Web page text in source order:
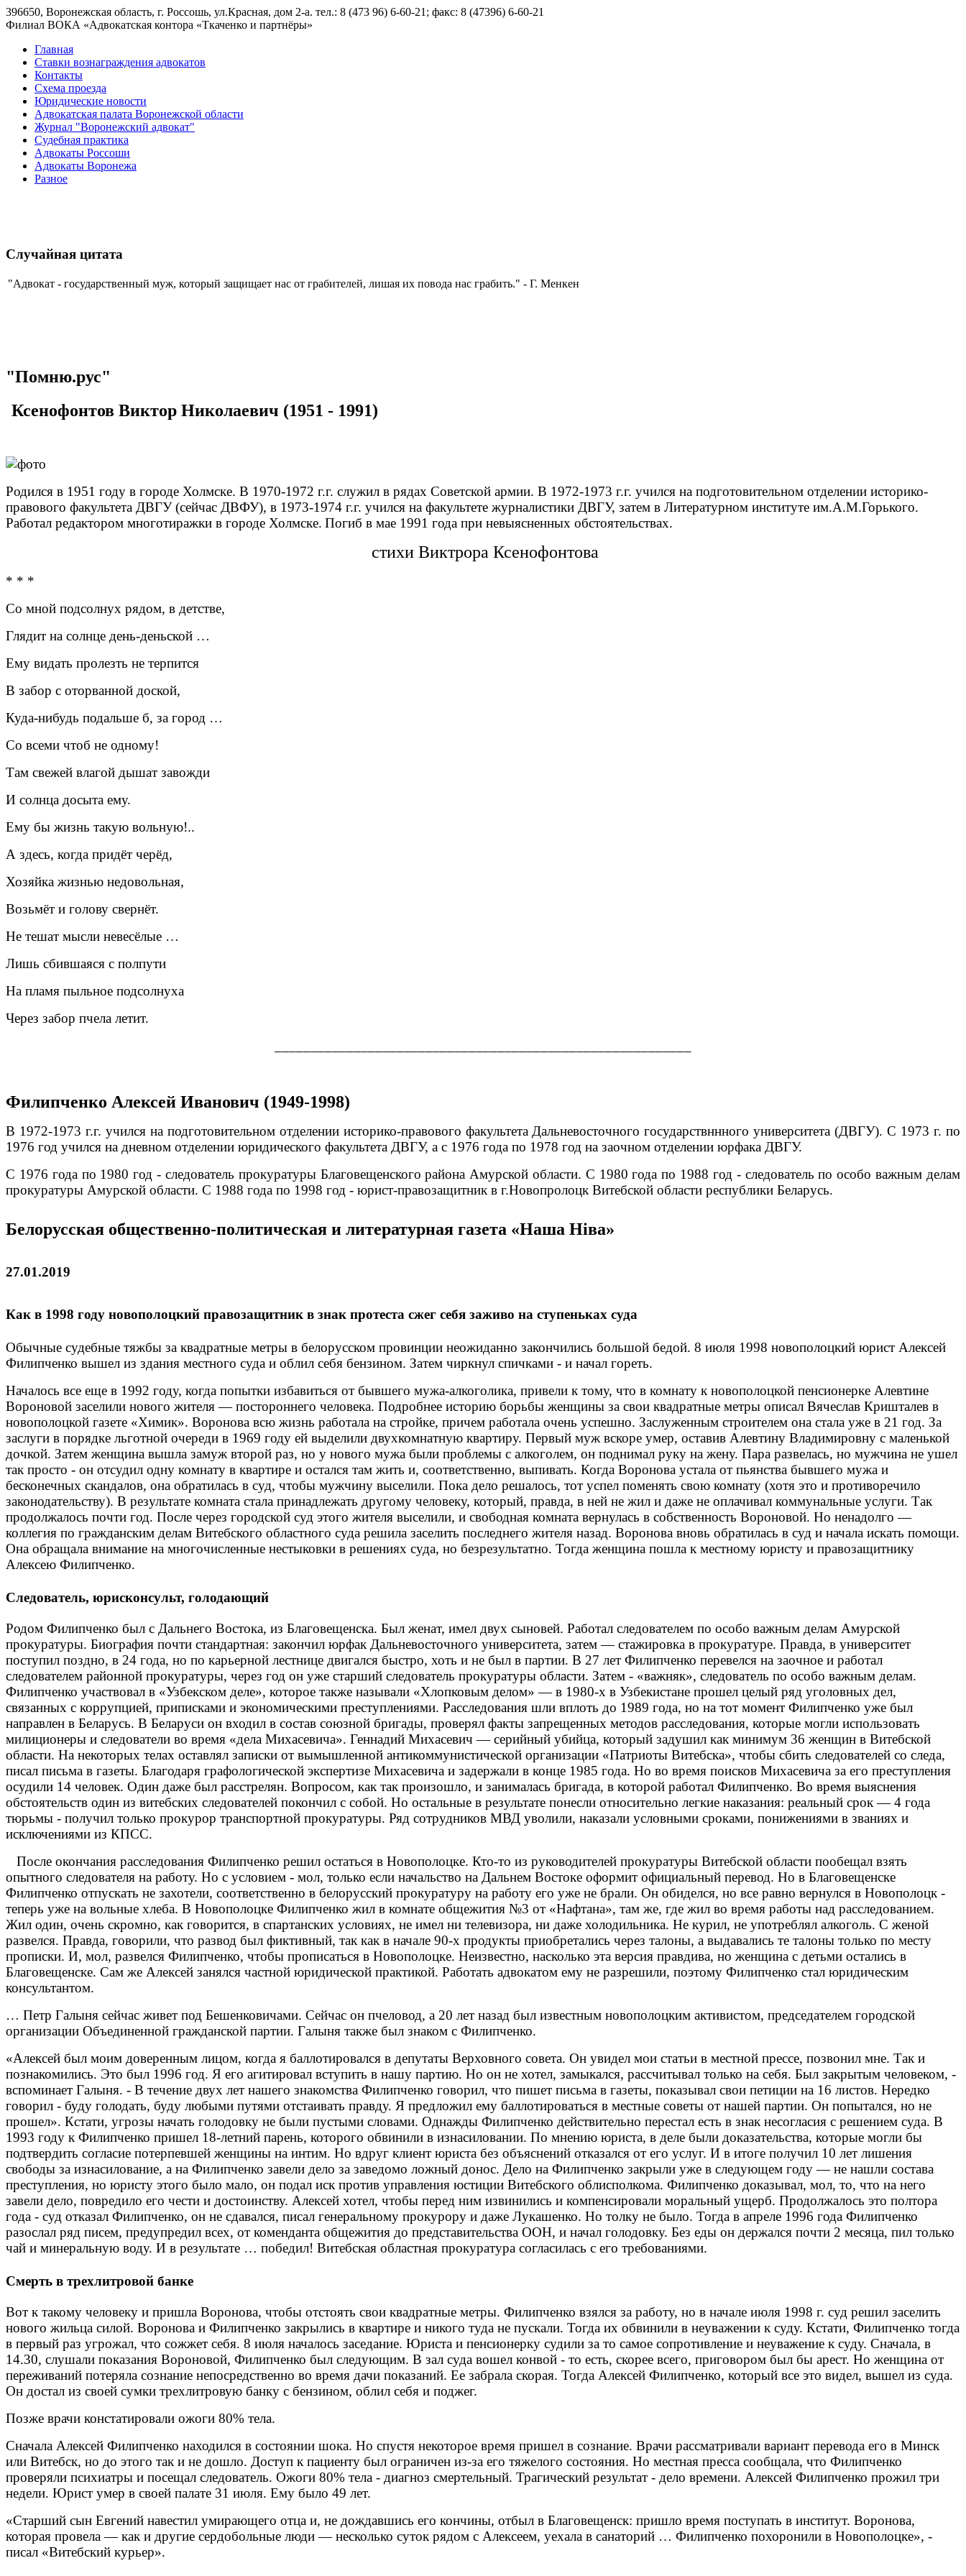
396650, Воронежская область, г. Россошь, ул.Красная, дом 2-а. тел.: 8 (473 96) 6-60-21; факс: 8 (47396) 6-60-21
Филиал ВОКА «Адвокатская контора «Ткаченко и партнёры»
Главная
Ставки вознаграждения адвокатов
Контакты
Схема проезда
Юридические новости
Адвокатская палата Воронежской области
Журнал "Воронежский адвокат"
Судебная практика
Адвокаты Россоши
Адвокаты Воронежа
Разное
Случайная цитата
"Адвокат - государственный муж, который защищает нас от грабителей, лишая их повода нас грабить." - Г. Менкен
"Помню.рус"
Ксенофонтов Виктор Николаевич (1951 - 1991)
Родился в 1951 году в городе Холмске. В 1970-1972 г.г. служил в рядах Советской армии. В 1972-1973 г.г. учился на подготовительном отделении историко-
правового факультета ДВГУ (сейчас ДВФУ), в 1973-1974 г.г. учился на факультете журналистики ДВГУ, затем в Литературном институте им.А.М.Горького.
Работал редактором многотиражки в городе Холмске. Погиб в мае 1991 года при невыясненных обстоятельствах.
стихи Виктрора Ксенофонтова
* * *
Со мной подсолнух рядом, в детстве,
Глядит на солнце день-деньской …
Ему видать пролезть не терпится
В забор с оторванной доской,
Куда-нибудь подальше б, за город …
Со всеми чтоб не одному!
Там свежей влагой дышат завожди
И солнца досыта ему.
Ему бы жизнь такую вольную!..
А здесь, когда придёт черёд,
Хозяйка жизнью недовольная,
Возьмёт и голову свернёт.
Не тешат мысли невесёлые …
Лишь сбившаяся с полпути
На пламя пыльное подсолнуха
Через забор пчела летит.
Филипченко Алексей Иванович (1949-1998)
В 1972-1973 г.г. учился на подготовительном отделении историко-правового факультета Дальневосточного государствннного университета (ДВГУ). С 1973 г. по
1976 год учился на дневном отделении юридического факультета ДВГУ, а с 1976 года по 1978 год на заочном отделении юрфака ДВГУ.
С 1976 года по 1980 год - следователь прокуратуры Благовещенского района Амурской области. С 1980 года по 1988 год - следователь по особо важным делам
прокуратуры Амурской области. С 1988 года по 1998 год - юрист-правозащитник в г.Новопролоцк Витебской области республики Беларусь.
Белорусская общественно-политическая и литературная газета «Наша Нiва»
27.01.2019
Как в 1998 году новополоцкий правозащитник в знак протеста сжег себя заживо на ступеньках суда
Обычные судебные тяжбы за квадратные метры в белорусском провинции неожиданно закончились большой бедой. 8 июля 1998 новополоцкий юрист Алексей
Филипченко вышел из здания местного суда и облил себя бензином. Затем чиркнул спичками - и начал гореть.
Началось все еще в 1992 году, когда попытки избавиться от бывшего мужа-алкоголика, привели к тому, что в комнату к новополоцкой пенсионерке Алевтине
Вороновой заселили нового жителя — постороннего человека. Подробнее историю борьбы женщины за свои квадратные метры описал Вячеслав Кришталев в
новополоцкой газете «Химик». Воронова всю жизнь работала на стройке, причем работала очень успешно. Заслуженным строителем она стала уже в 21 год. За
заслуги в порядке льготной очереди в 1969 году ей выделили двухкомнатную квартиру. Первый муж вскоре умер, оставив Алевтину Владимировну с маленькой
дочкой. Затем женщина вышла замуж второй раз, но у нового мужа были проблемы с алкоголем, он поднимал руку на жену. Пара развелась, но мужчина не ушел
так просто - он отсудил одну комнату в квартире и остался там жить и, соответственно, выпивать. Когда Воронова устала от пьянства бывшего мужа и
бесконечных скандалов, она обратилась в суд, чтобы мужчину выселили. Пока дело решалось, тот успел поменять свою комнату (хотя это и противоречило
законодательству). В результате комната стала принадлежать другому человеку, который, правда, в ней не жил и даже не оплачивал коммунальные услуги. Так
продолжалось почти год. После через городской суд этого жителя выселили, и свободная комната вернулась в собственность Вороновой. Но ненадолго —
коллегия по гражданским делам Витебского областного суда решила заселить последнего жителя назад. Воронова вновь обратилась в суд и начала искать помощи.
Она обращала внимание на многочисленные нестыковки в решениях суда, но безрезультатно. Тогда женщина пошла к местному юристу и правозащитнику
Алексею Филипченко.
Следователь, юрисконсульт, голодающий
Родом Филипченко был с Дальнего Востока, из Благовещенска. Был женат, имел двух сыновей. Работал следователем по особо важным делам Амурской
прокуратуры. Биография почти стандартная: закончил юрфак Дальневосточного университета, затем — стажировка в прокуратуре. Правда, в университет
поступил поздно, в 24 года, но по карьерной лестнице двигался быстро, хоть и не был в партии. В 27 лет Филипченко перевелся на заочное и работал
следователем районной прокуратуры, через год он уже старший следователь прокуратуры области. Затем - «важняк», следователь по особо важным делам.
Филипченко участвовал в «Узбекском деле», которое также называли «Хлопковым делом» — в 1980-х в Узбекистане прошел целый ряд уголовных дел,
связанных с коррупцией, приписками и экономическими преступлениями. Расследования шли вплоть до 1989 года, но на тот момент Филипченко уже был
направлен в Беларусь. В Беларуси он входил в состав союзной бригады, проверял факты запрещенных методов расследования, которые могли использовать
милиционеры и следователи во время «дела Михасевича». Геннадий Михасевич — серийный убийца, который задушил как минимум 36 женщин в Витебской
области. На некоторых телах оставлял записки от вымышленной антикоммунистической организации «Патриоты Витебска», чтобы сбить следователей со следа,
писал письма в газеты. Благодаря графологической экспертизе Михасевича и задержали в конце 1985 года. Но во время поисков Михасевича за его преступления
осудили 14 человек. Один даже был расстрелян. Вопросом, как так произошло, и занималась бригада, в которой работал Филипченко. Во время выяснения
обстоятельств один из витебских следователей покончил с собой. Но остальные в результате понесли относительно легкие наказания: реальный срок — 4 года
тюрьмы - получил только прокурор транспортной прокуратуры. Ряд сотрудников МВД уволили, наказали условными сроками, понижениями в званиях и
исключениями из КПСС.
После окончания расследования Филипченко решил остаться в Новополоцке. Кто-то из руководителей прокуратуры Витебской области пообещал взять
опытного следователя на работу. Но с условием - мол, только если начальство на Дальнем Востоке оформит официальный перевод. Но в Благовещенске
Филипченко отпускать не захотели, соответственно в белорусский прокуратуру на работу его уже не брали. Он обиделся, но все равно вернулся в Новополоцк -
теперь уже на вольные хлеба. В Новополоцке Филипченко жил в комнате общежития №3 от «Нафтана», там же, где жил во время работы над расследованием.
Жил один, очень скромно, как говорится, в спартанских условиях, не имел ни телевизора, ни даже холодильника. Не курил, не употреблял алкоголь. С женой
развелся. Правда, говорили, что развод был фиктивный, так как в начале 90-х продукты приобретались через талоны, а выдавались те талоны только по месту
прописки. И, мол, развелся Филипченко, чтобы прописаться в Новополоцке. Неизвестно, насколько эта версия правдива, но женщина с детьми остались в
Благовещенске. Сам же Алексей занялся частной юридической практикой. Работать адвокатом ему не разрешили, поэтому Филипченко стал юридическим
консультантом.
… Петр Галыня сейчас живет под Бешенковичами. Сейчас он пчеловод, а 20 лет назад был известным новополоцким активистом, председателем городской
организации Объединенной гражданской партии. Галыня также был знаком с Филипченко.
«Алексей был моим доверенным лицом, когда я баллотировался в депутаты Верховного совета. Он увидел мои статьи в местной прессе, позвонил мне. Так и
познакомились. Это был 1996 год. Я его агитировал вступить в нашу партию. Но он не хотел, замыкался, рассчитывал только на себя. Был закрытым человеком, -
вспоминает Галыня. - В течение двух лет нашего знакомства Филипченко говорил, что пишет письма в газеты, показывал свои петиции на 16 листов. Нередко
говорил - буду голодать, буду любыми путями отстаивать правду. Я предложил ему баллотироваться в местные советы от нашей партии. Он попытался, но не
прошел». Кстати, угрозы начать голодовку не были пустыми словами. Однажды Филипченко действительно перестал есть в знак несогласия с решением суда. В
1993 году к Филипченко пришел 18-летний парень, которого обвинили в изнасиловании. По мнению юриста, в деле были доказательства, которые могли бы
подтвердить согласие потерпевшей женщины на интим. Но вдруг клиент юриста без объяснений отказался от его услуг. И в итоге получил 10 лет лишения
свободы за изнасилование, а на Филипченко завели дело за заведомо ложный донос. Дело на Филипченко закрыли уже в следующем году — не нашли состава
преступления, но юристу этого было мало, он подал иск против управления юстиции Витебского облисполкома. Филипченко доказывал, мол, то, что на него
завели дело, повредило его чести и достоинству. Алексей хотел, чтобы перед ним извинились и компенсировали моральный ущерб. Продолжалось это полтора
года - суд отказал Филипченко, он не сдавался, писал генеральному прокурору и даже Лукашенко. Но толку не было. Тогда в апреле 1996 года Филипченко
разослал ряд писем, предупредил всех, от коменданта общежития до представительства ООН, и начал голодовку. Без еды он держался почти 2 месяца, пил только
чай и минеральную воду. И в результате … победил! Витебская областная прокуратура согласилась с его требованиями.
Смерть в трехлитровой банке
Вот к такому человеку и пришла Воронова, чтобы отстоять свои квадратные метры. Филипченко взялся за работу, но в начале июля 1998 г. суд решил заселить
нового жильца силой. Воронова и Филипченко закрылись в квартире и никого туда не пускали. Тогда их обвинили в неуважении к суду. Кстати, Филипченко тогда
в первый раз угрожал, что сожжет себя. 8 июля началось заседание. Юриста и пенсионерку судили за то самое сопротивление и неуважение к суду. Сначала, в
14.30, слушали показания Вороновой, Филипченко был следующим. В зал суда вошел конвой - то есть, скорее всего, приговором был бы арест. Но женщина от
переживаний потеряла сознание непосредственно во время дачи показаний. Ее забрала скорая. Тогда Алексей Филипченко, который все это видел, вышел из суда.
Он достал из своей сумки трехлитровую банку с бензином, облил себя и поджег.
Позже врачи констатировали ожоги 80% тела.
Сначала Алексей Филипченко находился в состоянии шока. Но спустя некоторое время пришел в сознание. Врачи рассматривали вариант перевода его в Минск
или Витебск, но до этого так и не дошло. Доступ к пациенту был ограничен из-за его тяжелого состояния. Но местная пресса сообщала, что Филипченко
проверяли психиатры и посещал следователь. Ожоги 80% тела - диагноз смертельный. Трагический результат - дело времени. Алексей Филипченко прожил три
недели. Юрист умер в своей палате 31 июля. Ему было 49 лет.
«Старший сын Евгений навестил умирающего отца и, не дождавшись его кончины, отбыл в Благовещенск: пришло время поступать в институт. Воронова,
которая провела — как и другие сердобольные люди — несколько суток рядом с Алексеем, уехала в санаторий … Филипченко похоронили в Новополоцке», -
писал «Витебский курьер».